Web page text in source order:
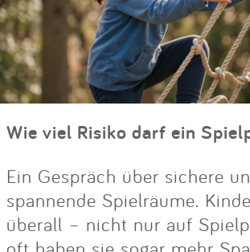
Wie viel Risiko darf ein
Ein Gespräch über sichere
spannende Spielräume.
überall – nicht nur auf